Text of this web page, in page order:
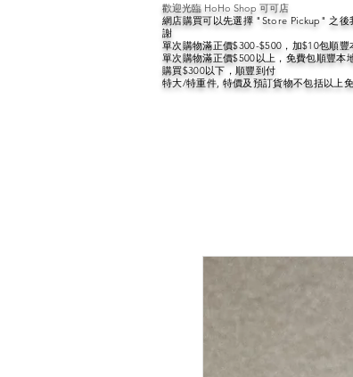
歡迎光臨 HoHo Shop 可可店
網店購買可以先選擇 "Store Pickup" 之後
謝
單次購物滿正價$300-$500，加$10包順
單次購物滿正價$500以上，免費包順豐本
購買$300以下，順豐到付
特大/特重件, 特價及預訂貨物不包括以上